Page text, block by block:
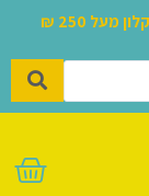
250 ₪